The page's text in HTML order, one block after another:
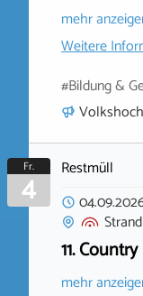
mehr
Weitere
#Bildung &
Fr.
4
Restmüll
Strand
11.
mehr